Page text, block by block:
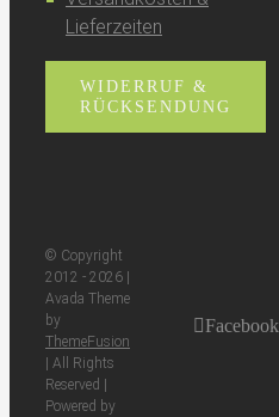
Lieferzeiten
WIDERRUF &
RÜCKSENDUNG
© Copyright
2012 - 2026 |
Avada Theme
by
ThemeFusion
| All Rights
Reserved |
Powered by
Facebook